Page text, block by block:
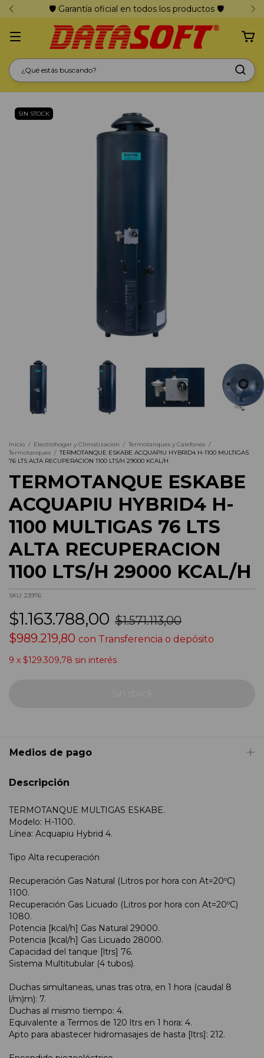
🛡️ Garantía oficial en todos los productos 🛡️
SIN STOCK
Inicio / Electrohogar y Climatizacion / Termotanques y Calefones /
Termotanques / TERMOTANQUE ESKABE ACQUAPIU HYBRID4 H-1100 MULTIGAS
76 LTS ALTA RECUPERACION 1100 LTS/H 29000 KCAL/H
TERMOTANQUE ESKABE
ACQUAPIU HYBRID4 H-
1100 MULTIGAS 76 LTS
ALTA RECUPERACION
1100 LTS/H 29000 KCAL/H
SKU: 23976
$1.163.788,00 $1.571.113,00
$989.219,80 con Transferencia o depósito
9 x $129.309,78 sin interés
Medios de pago
Descripción
TERMOTANQUE MULTIGAS ESKABE.
Modelo: H-1100.
Línea: Acquapiu Hybrid 4.
Tipo Alta recuperación
Recuperación Gas Natural (Litros por hora con At=20ºC)
1100.
Recuperación Gas Licuado (Litros por hora con At=20ºC)
1080.
Potencia [kcal/h] Gas Natural 29000.
Potencia [kcal/h] Gas Licuado 28000.
Capacidad del tanque [ltrs] 76.
Sistema Multitubular (4 tubos).
Duchas simultaneas, unas tras otra, en 1 hora (caudal 8
l/m)m): 7.
Duchas al mismo tiempo: 4.
Equivalente a Termos de 120 ltrs en 1 hora: 4.
Apto para abastecer hidromasajes de hasta [ltrs]: 212.